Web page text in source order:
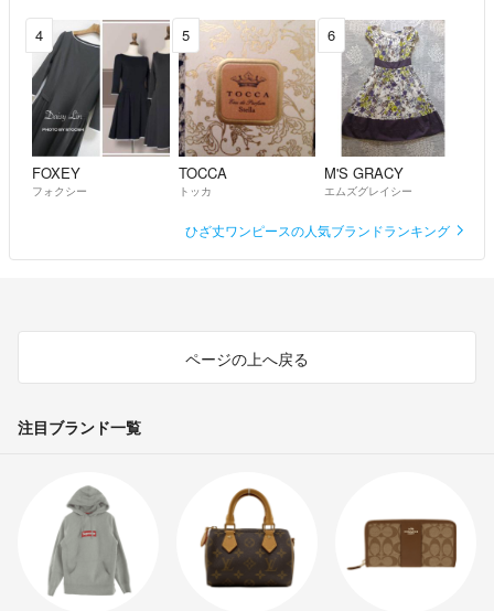
4
FOXEY
フォクシー
5
TOCCA
トッカ
6
M'S GRACY
エムズグレイシー
ひざ丈ワンピースの人気ブランドランキング
ページの上へ戻る
注目ブランド一覧